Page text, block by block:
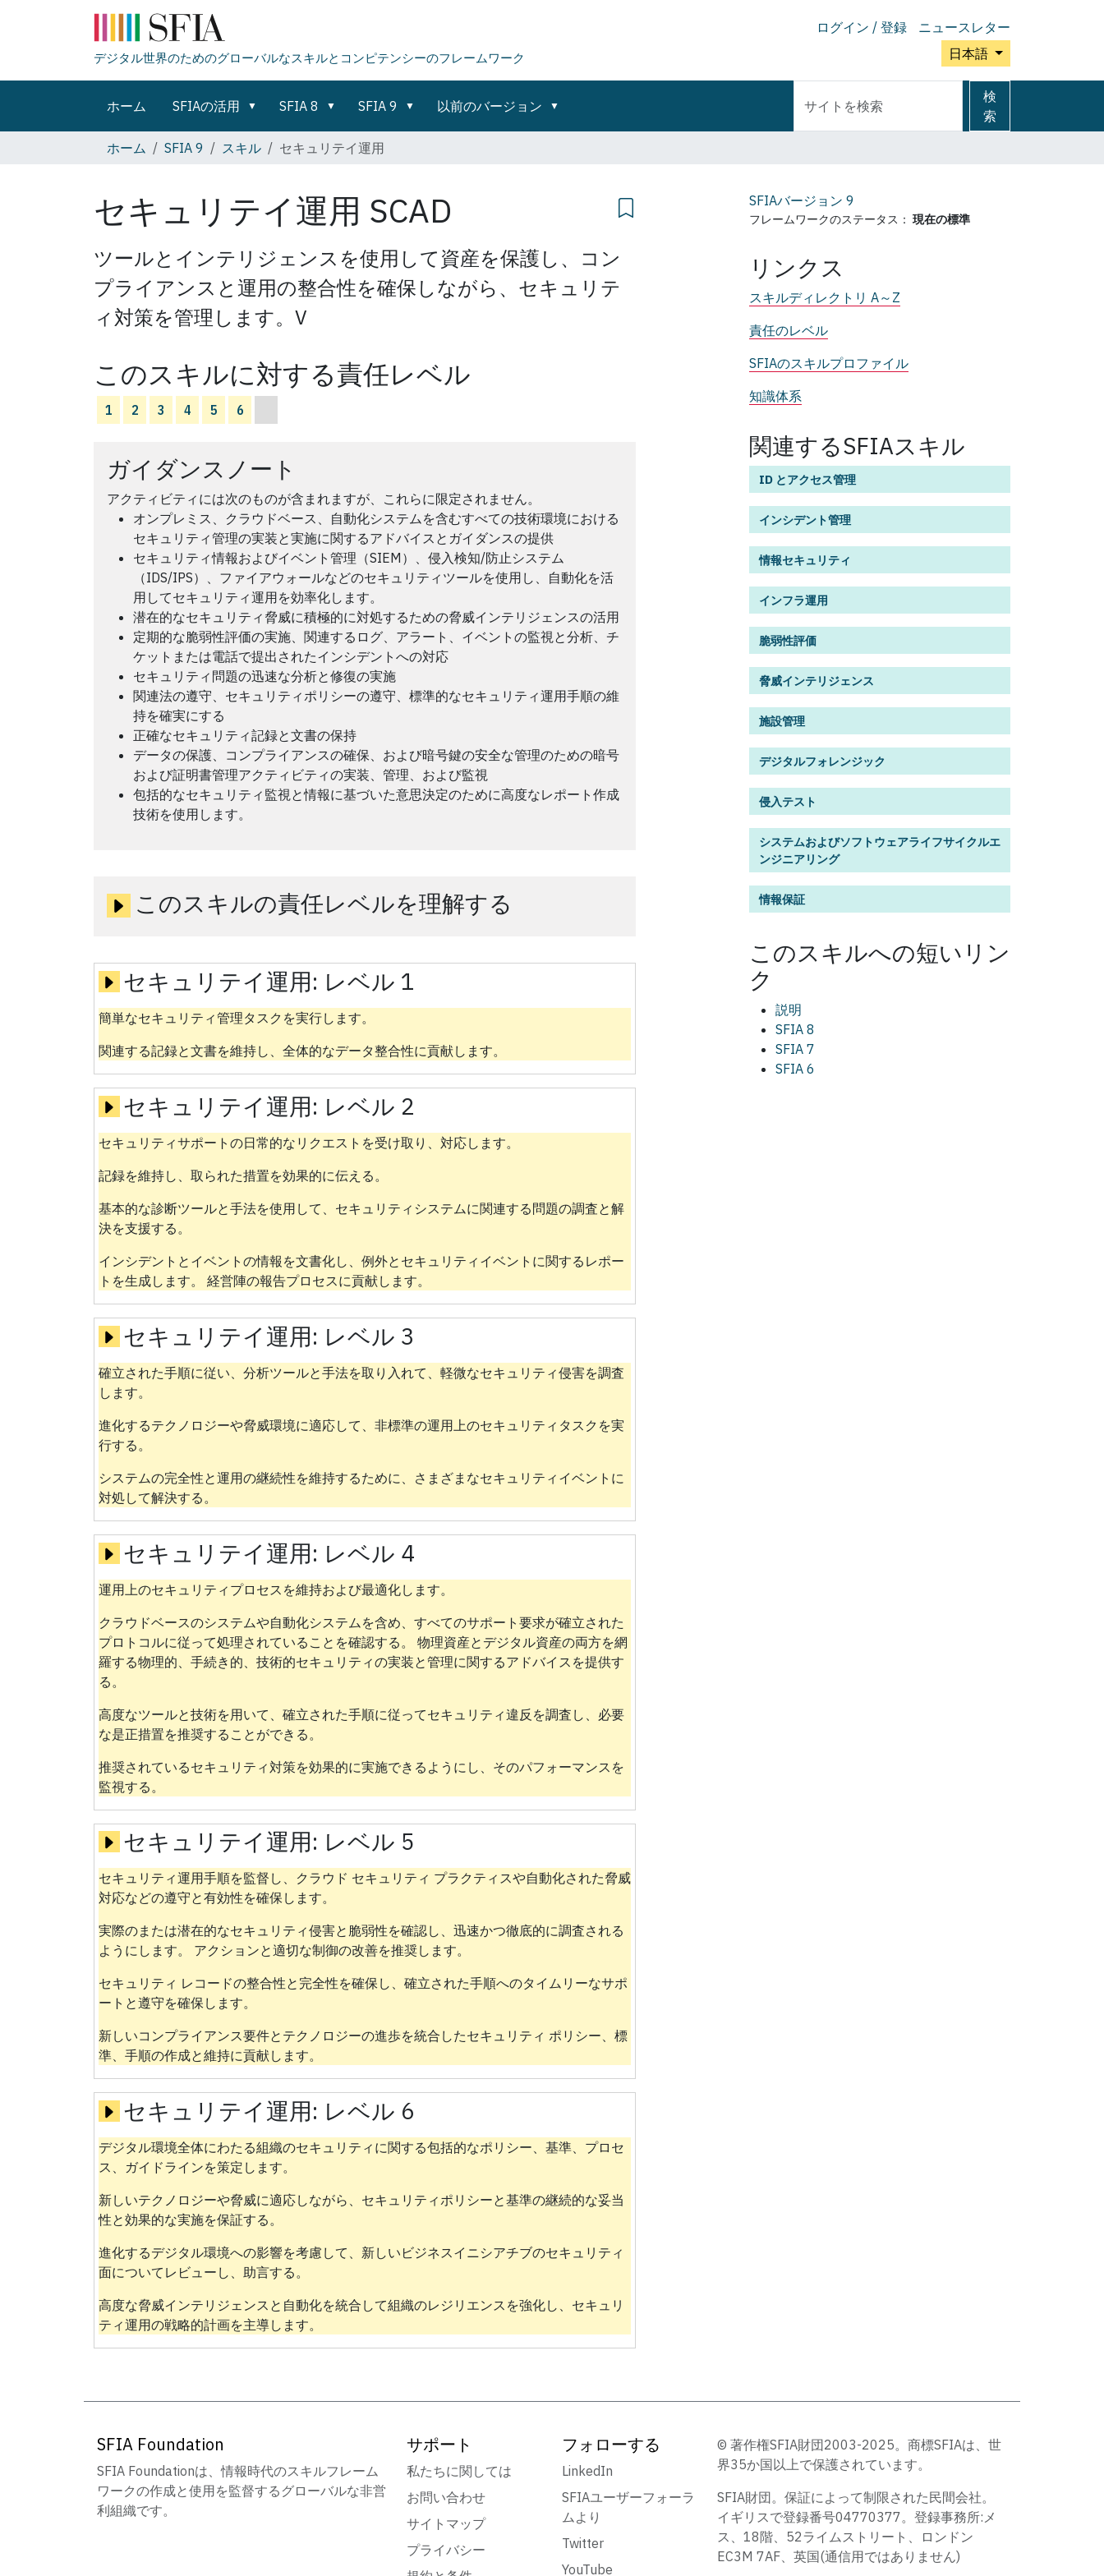
ログイン / 登録
ニュースレター
日本語
デジタル世界のためのグローバルなスキルとコンピテンシーのフレームワーク
ホーム SFIAの活用 SFIA 8 SFIA 9 以前のバージョン
イ
ト
検
索
細
検
ホーム SFIA 9 スキル セキュリテイ運用
セキュリテイ運用 SCAD
ツールとインテリジェンスを使用して資産を保護し、コン
プライアンスと運用の整合性を確保しながら、セキュリテ
ィ対策を管理します。V
このスキルに対する責任レベル
1 2 3 4 5 6
ガイダンスノート
アクティビティには次のものが含まれますが、これらに限定されません。
オンプレミス、クラウドベース、自動化システムを含むすべての技術環境における
セキュリティ管理の実装と実施に関するアドバイスとガイダンスの提供
セキュリティ情報およびイベント管理（SIEM）、侵入検知/防止システム
（IDS/IPS）、ファイアウォールなどのセキュリティツールを使用し、自動化を活
用してセキュリティ運用を効率化します。
潜在的なセキュリティ脅威に積極的に対処するための脅威インテリジェンスの活用
定期的な脆弱性評価の実施、関連するログ、アラート、イベントの監視と分析、チ
ケットまたは電話で提出されたインシデントへの対応
セキュリティ問題の迅速な分析と修復の実施
関連法の遵守、セキュリティポリシーの遵守、標準的なセキュリティ運用手順の維
持を確実にする
正確なセキュリティ記録と文書の保持
データの保護、コンプライアンスの確保、および暗号鍵の安全な管理のための暗号
および証明書管理アクティビティの実装、管理、および監視
包括的なセキュリティ監視と情報に基づいた意思決定のために高度なレポート作成
技術を使用します。
このスキルの責任レベルを理解する
セキュリテイ運用: レベル 1
簡単なセキュリティ管理タスクを実行します。
関連する記録と文書を維持し、全体的なデータ整合性に貢献します。
セキュリテイ運用: レベル 2
セキュリティサポートの日常的なリクエストを受け取り、対応します。
記録を維持し、取られた措置を効果的に伝える。
基本的な診断ツールと手法を使用して、セキュリティシステムに関連する問題の調査と解
決を支援する。
インシデントとイベントの情報を文書化し、例外とセキュリティイベントに関するレポー
トを生成します。 経営陣の報告プロセスに貢献します。
セキュリテイ運用: レベル 3
確立された手順に従い、分析ツールと手法を取り入れて、軽微なセキュリティ侵害を調査
します。
進化するテクノロジーや脅威環境に適応して、非標準の運用上のセキュリティタスクを実
行する。
システムの完全性と運用の継続性を維持するために、さまざまなセキュリティイベントに
対処して解決する。
セキュリテイ運用: レベル 4
運用上のセキュリティプロセスを維持および最適化します。
クラウドベースのシステムや自動化システムを含め、すべてのサポート要求が確立された
プロトコルに従って処理されていることを確認する。 物理資産とデジタル資産の両方を網
羅する物理的、手続き的、技術的セキュリティの実装と管理に関するアドバイスを提供す
る。
高度なツールと技術を用いて、確立された手順に従ってセキュリティ違反を調査し、必要
な是正措置を推奨することができる。
推奨されているセキュリティ対策を効果的に実施できるようにし、そのパフォーマンスを
監視する。
セキュリテイ運用: レベル 5
セキュリティ運用手順を監督し、クラウド セキュリティ プラクティスや自動化された脅威
対応などの遵守と有効性を確保します。
実際のまたは潜在的なセキュリティ侵害と脆弱性を確認し、迅速かつ徹底的に調査される
ようにします。 アクションと適切な制御の改善を推奨します。
セキュリティ レコードの整合性と完全性を確保し、確立された手順へのタイムリーなサポ
ートと遵守を確保します。
新しいコンプライアンス要件とテクノロジーの進歩を統合したセキュリティ ポリシー、標
準、手順の作成と維持に貢献します。
セキュリテイ運用: レベル 6
デジタル環境全体にわたる組織のセキュリティに関する包括的なポリシー、基準、プロセ
ス、ガイドラインを策定します。
新しいテクノロジーや脅威に適応しながら、セキュリティポリシーと基準の継続的な妥当
性と効果的な実施を保証する。
進化するデジタル環境への影響を考慮して、新しいビジネスイニシアチブのセキュリティ
面についてレビューし、助言する。
高度な脅威インテリジェンスと自動化を統合して組織のレジリエンスを強化し、セキュリ
ティ運用の戦略的計画を主導します。
SFIAバージョン 9
フレームワークのステータス： 現在の標準
リンクス
スキルディレクトリ A～Z
責任のレベル
SFIAのスキルプロファイル
知識体系
関連するSFIAスキル
ID とアクセス管理
インシデント管理
情報セキュリティ
インフラ運用
脆弱性評価
脅威インテリジェンス
施設管理
デジタルフォレンジック
侵入テスト
システムおよびソフトウェアライフサイクルエ
ンジニアリング
情報保証
このスキルへの短いリン
ク
説明
SFIA 8
SFIA 7
SFIA 6
SFIA Foundation
SFIA Foundationは、情報時代のスキルフレーム
ワークの作成と使用を監督するグローバルな非営
利組織です。
サポート
私たちに関しては
お問い合わせ
サイトマップ
プライバシー
フォローする
LinkedIn
SFIAユーザーフォーラ
ムより
Twitter
YouTube
© 著作権SFIA財団2003-2025。商標SFIAは、世
界35か国以上で保護されています。
SFIA財団。保証によって制限された民間会社。
イギリスで登録番号04770377。登録事務所:メ
ス、18階、52ライムストリート、ロンドン
EC3M 7AF、英国(通信用ではありません)